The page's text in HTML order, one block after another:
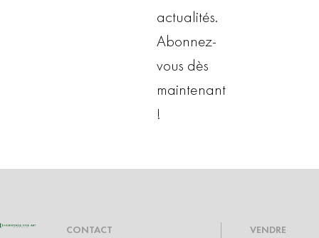
actualités.
Abonnez-
vous dès
maintenant
!
CONTACT
VENDRE